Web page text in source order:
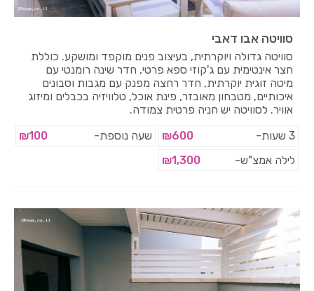
סוויטה אבו דאבי
סוויטה גדולה ויוקרתית, בעיצוב פנים מוקפד ומושקע. כוללת
חצר אינטימית עם ג'קוזי ספא פרטי, חדר שינה רומנטי עם
מיטה זוגית יוקרתית, חדר רחצה מפנק עם מגבות וסבונים
איכותיים, מטבחון מאובזר, פינת אוכל, טלוויזיה בכבלים ומיזוג
אוויר. לסוויטה יש חניה פרטית צמודה.
3 שעות-
₪600 שעה נוספת-
₪100
לילה אמצ"ש-
₪1,300